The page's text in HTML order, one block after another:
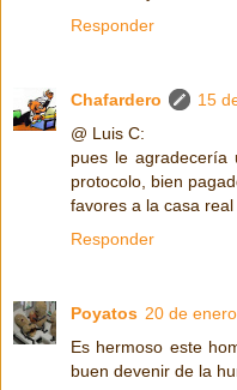
Responder
Chafardero
15
@ Luis C:
pues le agradecería
protocolo, bien
favores a la casa real
Responder
Poyatos 20 de
Es hermoso este
buen devenir de la